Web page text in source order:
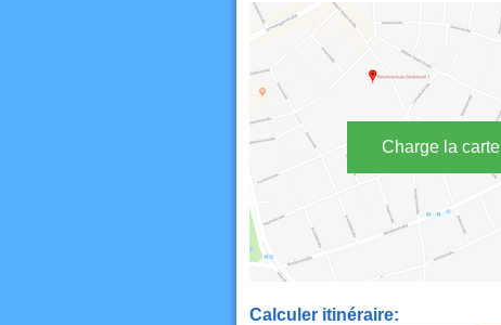
Charge la carte
Calculer itinéraire: